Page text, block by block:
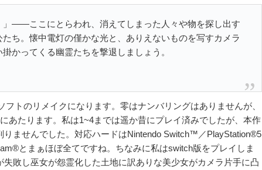
――ここにとらわれ、消えてしまった人々や物を探し出す
ち。懐中電灯の僅かな光と、ありえないものを写すカメラ
かってくる幽霊たちを撃退しましょう。
トのリメイクになります。零はナンバリングはありませんが、
あたります。私は1~4までは遥か昔にプレイ済みでしたが、本作
ませんでした。対応ハードはNintendo Switch™／PlayStation®5
とまぁほぼ全てですね。ちなみに私はswitch版をプレイしま
敗し巫女が怨霊化した土地に訳ありな美少女がカメラ片手に凸